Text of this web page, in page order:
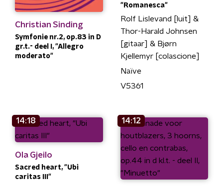
Christian Sinding
Symfonie nr.2, op.83 in D
gr.t.- deel I, "Allegro
moderato"
"Romanesca"
Rolf Lislevand [luit] &
Thor-Harald Johnsen
[gitaar] & Bjørn
Kjellemyr [colascione]
Naïve
V5361
14:18
Ola Gjeilo
Sacred heart, "Ubi
caritas III"
14:12